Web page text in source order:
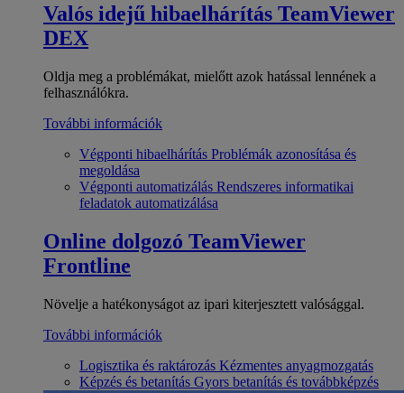
Valós idejű hibaelhárítás TeamViewer
DEX
Oldja meg a problémákat, mielőtt azok hatással lennének a
felhasználókra.
További információk
Végponti hibaelhárítás Problémák azonosítása és
megoldása
Végponti automatizálás Rendszeres informatikai
feladatok automatizálása
Online dolgozó TeamViewer
Frontline
Növelje a hatékonyságot az ipari kiterjesztett valósággal.
További információk
Logisztika és raktározás Kézmentes anyagmozgatás
Képzés és betanítás Gyors betanítás és továbbképzés